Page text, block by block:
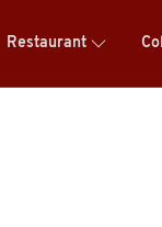
Restaurant